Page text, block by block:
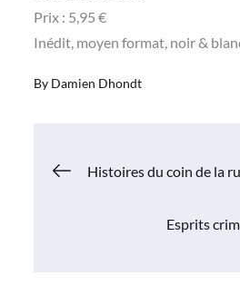
Prix : 5,95 €
Inédit, moyen format, noir &
By Damien Dhondt
Navigation
Histoires du coin de la
Esprits